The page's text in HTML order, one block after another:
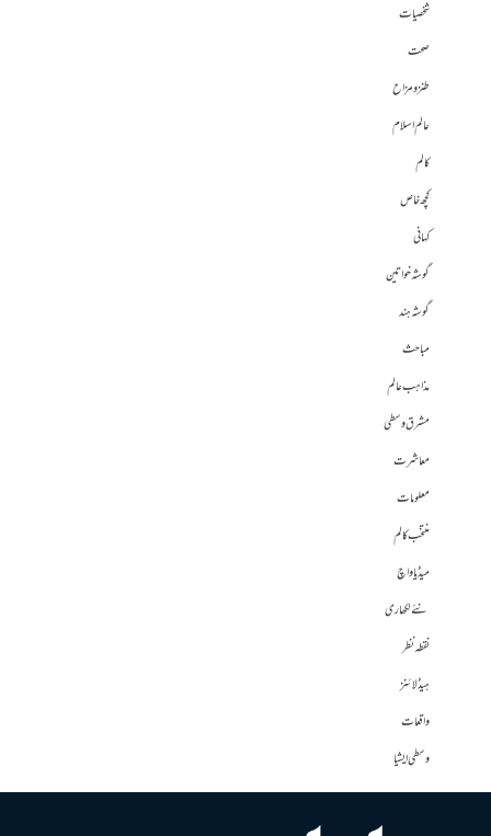
شخصیات
صحت
طنز و مزاح
عالم اسلام
کالم
کچھ خاص
کہانی
گوشہ خواتین
گوشہ ہند
مباحث
مذاہب عالم
مشرق وسطی
معاشرت
معلومات
منتخب کالم
میڈیا واچ
نئے لکھاری
نقطہ نظر
ہیڈلائنز
واقعات
وسطی ایشیا